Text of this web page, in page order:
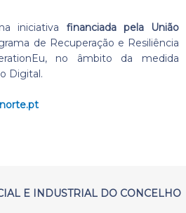
iniciativa financiada pela União
de Recuperação e Resiliência
no âmbito da medida
Digital.
E INDUSTRIAL DO CONCELHO